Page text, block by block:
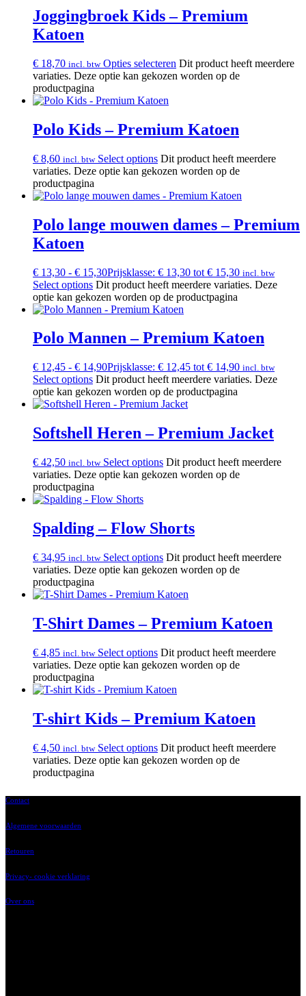
Joggingbroek Kids – Premium
Katoen
€ 18,70 incl. btw Opties selecteren Dit product heeft meerdere
variaties. Deze optie kan gekozen worden op de
productpagina
Polo Kids – Premium Katoen
€ 8,60 incl. btw Select options Dit product heeft meerdere
variaties. Deze optie kan gekozen worden op de
productpagina
Polo lange mouwen dames – Premium
Katoen
€ 13,30 - € 15,30Prijsklasse: € 13,30 tot € 15,30 incl. btw
Select options Dit product heeft meerdere variaties. Deze
optie kan gekozen worden op de productpagina
Polo Mannen – Premium Katoen
€ 12,45 - € 14,90Prijsklasse: € 12,45 tot € 14,90 incl. btw
Select options Dit product heeft meerdere variaties. Deze
optie kan gekozen worden op de productpagina
Softshell Heren – Premium Jacket
€ 42,50 incl. btw Select options Dit product heeft meerdere
variaties. Deze optie kan gekozen worden op de
productpagina
Spalding – Flow Shorts
€ 34,95 incl. btw Select options Dit product heeft meerdere
variaties. Deze optie kan gekozen worden op de
productpagina
T-Shirt Dames – Premium Katoen
€ 4,85 incl. btw Select options Dit product heeft meerdere
variaties. Deze optie kan gekozen worden op de
productpagina
T-shirt Kids – Premium Katoen
€ 4,50 incl. btw Select options Dit product heeft meerdere
variaties. Deze optie kan gekozen worden op de
productpagina
Contact
Algemene voorwaarden
Retouren
Privacy- cookie verklaring
Over ons